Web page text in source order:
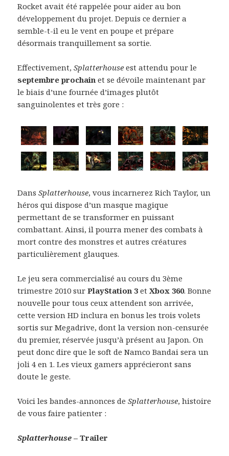
Rocket avait été rappelée pour aider au bon
développement du projet. Depuis ce dernier a
semble-t-il eu le vent en poupe et prépare
désormais tranquillement sa sortie.
Effectivement,Splatterhouse est attendu pour le
septembre prochain et se dévoile maintenant par
le biais d’une fournée d’images plutôt
sanguinolentes et très gore :
DansSplatterhouse, vous incarnerez Rich Taylor, un
héros qui dispose d’un masque magique
permettant de se transformer en puissant
combattant. Ainsi, il pourra mener des combats à
mort contre des monstres et autres créatures
particulièrement glauques.
Le jeu sera commercialisé au cours du 3ème
trimestre 2010 surPlayStation 3 etXbox 360. Bonne
nouvelle pour tous ceux attendent son arrivée,
cette version HD inclura en bonus les trois volets
sortis sur Megadrive, dont la version non-censurée
du premier, réservée jusqu’à présent au Japon. On
peut donc dire que le soft de Namco Bandai sera un
joli 4 en 1. Les vieux gamers apprécieront sans
doute le geste.
Voici les bandes-annonces deSplatterhouse, histoire
de vous faire patienter :
Splatterhouse – Trailer